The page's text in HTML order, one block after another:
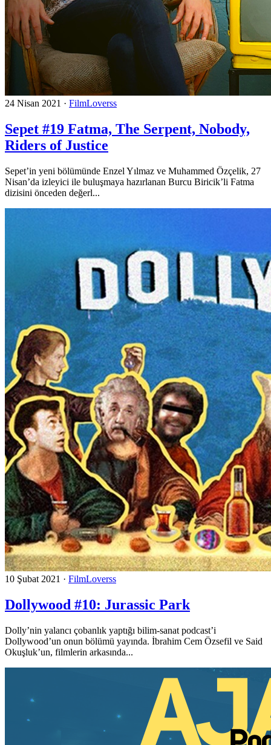
24 Nisan 2021 · FilmLoverss
Sepet #19 Fatma, The Serpent, Nobody,
Riders of Justice
Sepet’in yeni bölümünde Enzel Yılmaz ve Muhammed Özçelik, 27
Nisan’da izleyici ile buluşmaya hazırlanan Burcu Biricik’li Fatma
dizisini önceden değerl...
10 Şubat 2021 · FilmLoverss
Dollywood #10: Jurassic Park
Dolly’nin yalancı çobanlık yaptığı bilim-sanat podcast’i
Dollywood’un onun bölümü yayında. İbrahim Cem Özsefil ve Said
Okuşluk’un, filmlerin arkasında...